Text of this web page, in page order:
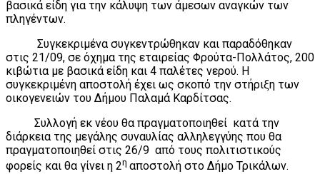
βασικά είδη για την κάλυψη των άμεσων αναγκών των
πληγέντων.
Συγκεκριμένα συγκεντρώθηκαν και παραδόθηκαν
στις 21/09, σε όχημα της εταιρείας Φρούτα-Πολλάτος, 200
κιβώτια με βασικά είδη και 4 παλέτες νερού. Η
συγκεκριμένη αποστολή έχει ως σκοπό την στήριξη των
οικογενειών του Δήμου Παλαμά Καρδίτσας.
Συλλογή εκ νέου θα πραγματοποιηθεί κατά την
διάρκεια της μεγάλης συναυλίας αλληλεγγύης που θα
πραγματοποιηθεί στις 26/9 από τους πολιτιστικούς
φορείς και θα γίνει η 2η αποστολή στο Δήμο Τρικάλων.